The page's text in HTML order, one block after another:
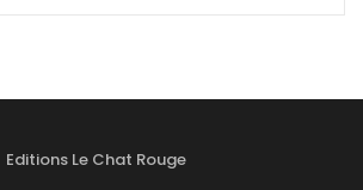
Editions Le Chat Rouge